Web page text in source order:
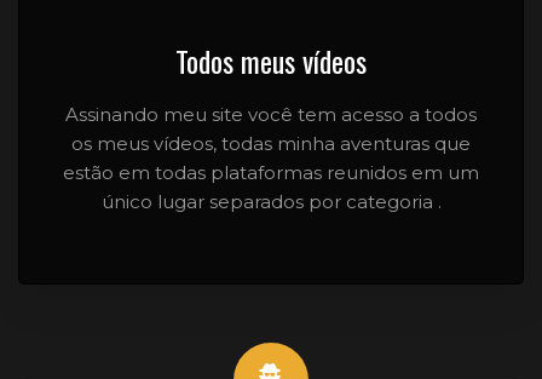
Todos meus vídeos
Assinando meu site você tem acesso a todos
os meus vídeos, todas minha aventuras que
estão em todas plataformas reunidos em um
único lugar separados por categoria .